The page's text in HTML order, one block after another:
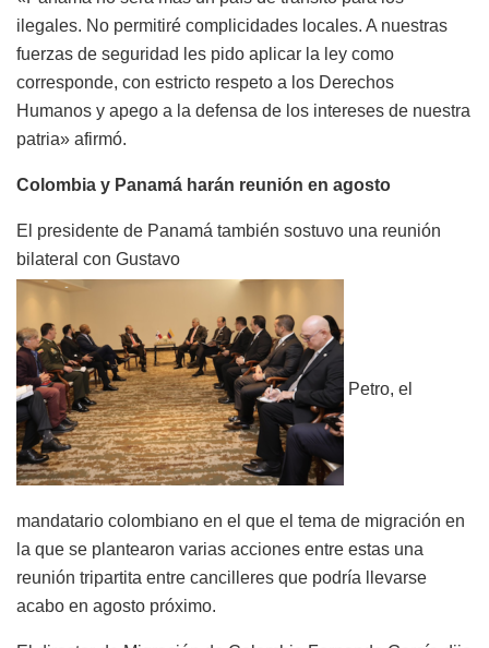
ilegales. No permitiré complicidades locales. A nuestras
fuerzas de seguridad les pido aplicar la ley como
corresponde, con estricto respeto a los Derechos
Humanos y apego a la defensa de los intereses de nuestra
patria» afirmó.
Colombia y Panamá harán reunión en agosto
El presidente de Panamá también sostuvo una reunión
bilateral con Gustavo
Petro, el
mandatario colombiano en el que el tema de migración en
la que se plantearon varias acciones entre estas una
reunión tripartita entre cancilleres que podría llevarse
acabo en agosto próximo.